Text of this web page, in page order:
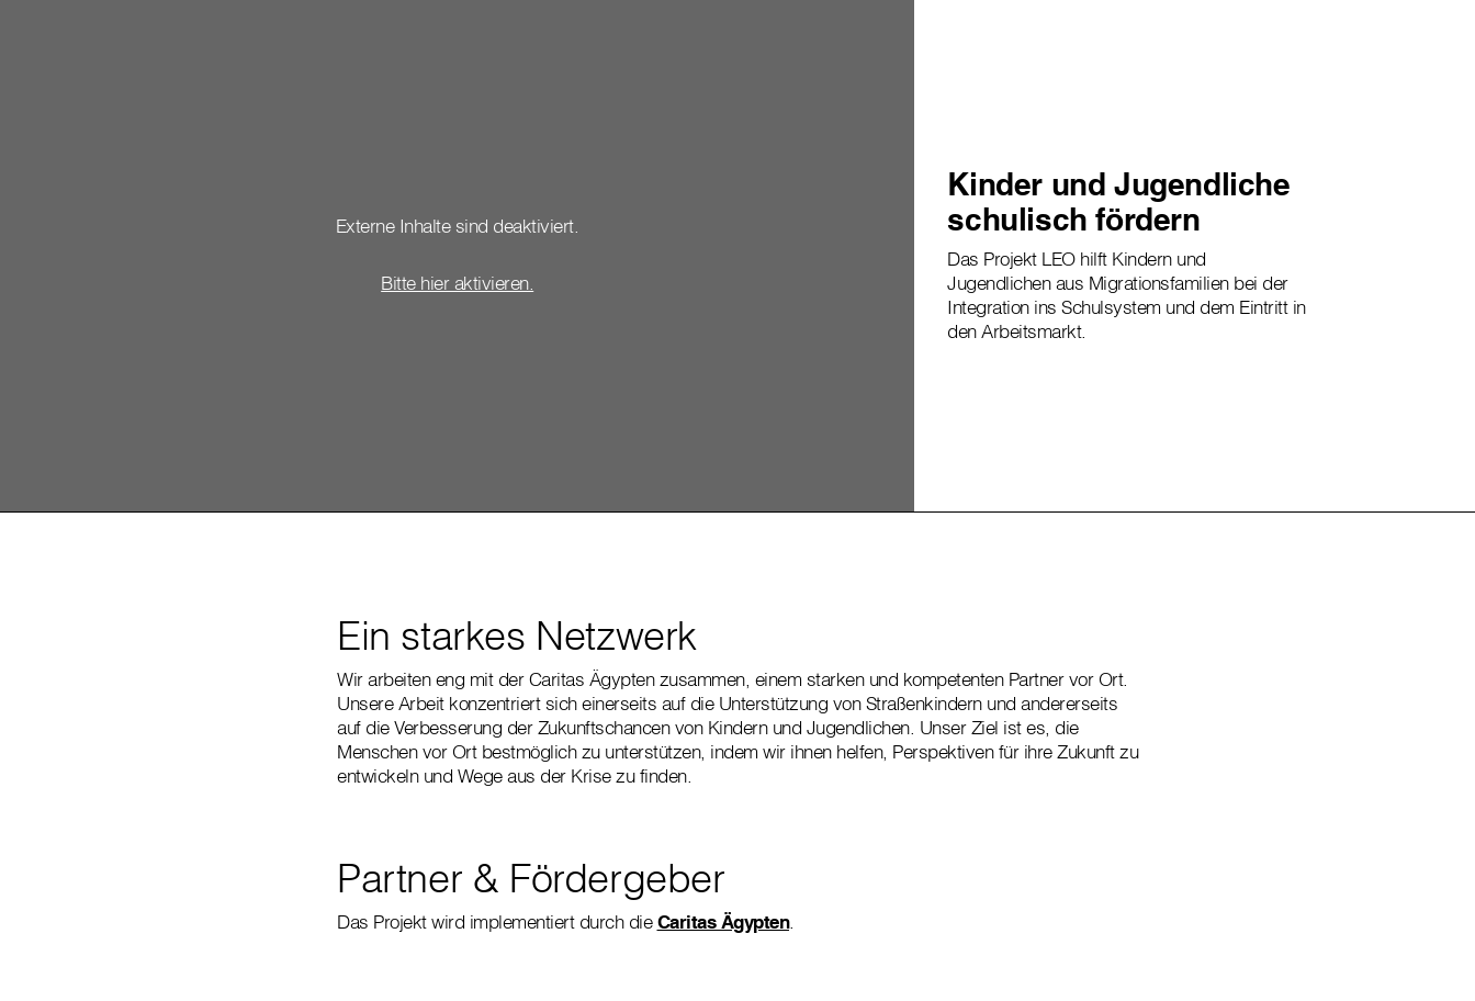
Externe Inhalte sind deaktiviert.
Bitte hier aktivieren.
Kinder und Jugendliche
schulisch fördern
Das Projekt LEO hilft Kindern und
Jugendlichen aus Migrationsfamilien bei der
Integration ins Schulsystem und dem Eintritt in
den Arbeitsmarkt.
Ein starkes Netzwerk
Wir arbeiten eng mit der Caritas Ägypten zusammen, einem starken und kompetenten Partner vor Ort.
Unsere Arbeit konzentriert sich einerseits auf die Unterstützung von Straßenkindern und andererseits
auf die Verbesserung der Zukunftschancen von Kindern und Jugendlichen. Unser Ziel ist es, die
Menschen vor Ort bestmöglich zu unterstützen, indem wir ihnen helfen, Perspektiven für ihre Zukunft zu
entwickeln und Wege aus der Krise zu finden.
Partner & Fördergeber
Das Projekt wird implementiert durch die Caritas Ägypten.